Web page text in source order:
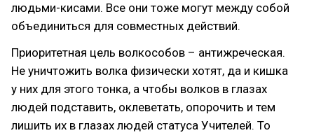
людьми-кисами. Все они тоже могут между собой
объединиться для совместных действий.
Приоритетная цель волкособов – антижреческая.
Не уничтожить волка физически хотят, да и кишка
у них для этого тонка, а чтобы волков в глазах
людей подставить, оклеветать, опорочить и тем
лишить их в глазах людей статуса Учителей. То